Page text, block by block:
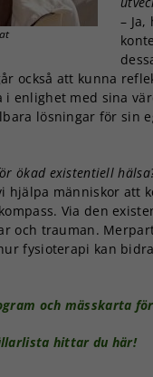
–
också att kunna
i enlighet med sina
lösningar för sin
ökad existentiell
hjälpa människor att
Via den
och trauman.
fysioterapi kan
och mässkarta
hittar du här!